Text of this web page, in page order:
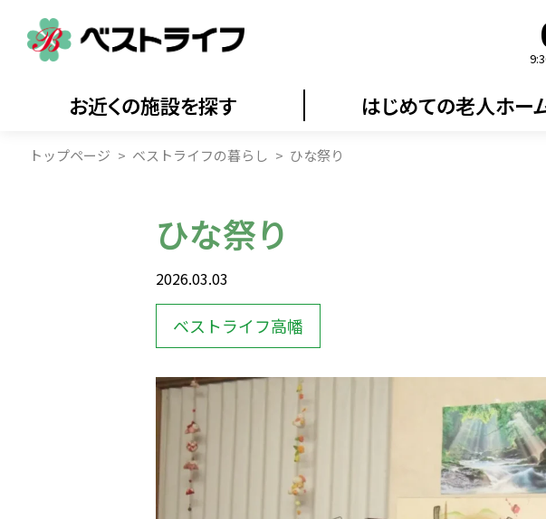
お近くの施設を探す はじめての老人ホー
トップページ ベストライフの暮らし ひな祭り
ひな祭り
2026.03.03
ベストライフ高幡